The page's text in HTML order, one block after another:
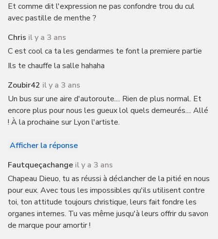
Et comme dit l'expression ne pas confondre trou du cul
avec pastille de menthe ?
Chris il y a 3 ans
C est cool ca ta les gendarmes te font la premiere partie
Ils te chauffe la salle hahaha
Zoubir42 il y a 3 ans
Un bus sur une aire d'autoroute.... Rien de plus normal. Et
encore plus pour nous les gueux lol quels demeurés.... Allé
! À la prochaine sur Lyon l'artiste.
Afficher la réponse
Fautqueçachange il y a 3 ans
Chapeau Dieuo, tu as réussi à déclancher de la pitié en nous
pour eux. Avec tous les impossibles qu'ils utilisent contre
toi, ton attitude toujours christique, leurs fait fondre les
organes internes. Tu vas même jusqu'à leurs offrir du savon
de marque pour amortir !